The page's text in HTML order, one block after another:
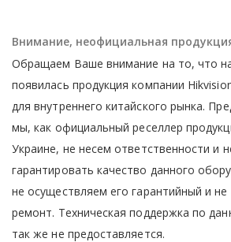
Внимание, неофициальная
Обращаем Ваше внимание на то, что
появилась продукция компании
для внутреннего китайского рынка.
мы, как официальный реселлер
Украине, не несем ответственности и
гарантировать качество данного
не осуществляем его гарантийный и не
ремонт. Техническая поддержка по
так же не предоставляется.